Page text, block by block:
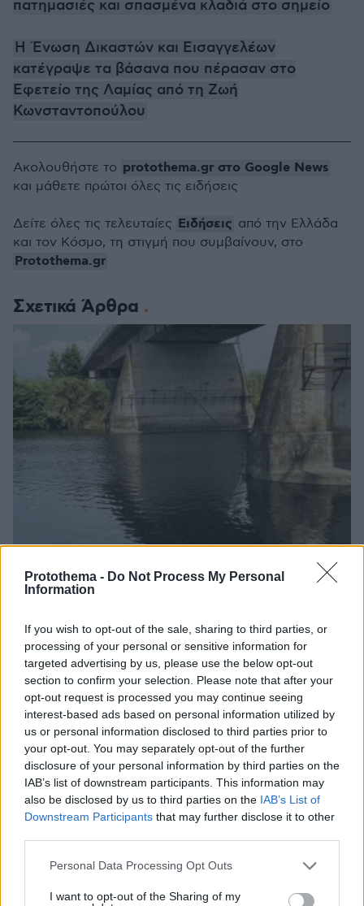
Protothema - Do Not Process My Personal
Information
If you wish to opt-out of the sale, sharing to third parties, or
processing of your personal or sensitive information for
targeted advertising by us, please use the below opt-out
section to confirm your selection. Please note that after your
opt-out request is processed you may continue seeing
interest-based ads based on personal information utilized by
us or personal information disclosed to third parties prior to
your opt-out. You may separately opt-out of the further
disclosure of your personal information by third parties on the
IAB’s list of downstream participants. This information may
also be disclosed by us to third parties on the IAB’s List of
Downstream Participants that may further disclose it to other
Please note that this website/app uses one or more Google
not limited to your visit or usage behaviour. You may click to
Personal Data Processing Opt Outs
I want to opt-out of the Sharing of my
πατημασιές και σπασμένα κλαδιά στο σημείο
Η Ένωση Δικαστών και Εισαγγελέων
κατέγραψε τα βάσανα που πέρασαν στο
Εφετείο της Λαμίας από τη Ζωή
Κωνσταντοπούλου
Σχετικά Άρθρα
Το σημείο όπου κολυμπούσαν τα δύο παιδιά στον Άραχθο -
Με βάθος 5-6 μέτρων και αντικείμενα στο βυθό - Δείτε
11.06.2025, 18:27
Ακολουθήστε το protothema.gr στο Google News
και μάθετε πρώτοι όλες τις ειδήσεις
Δείτε όλες τις τελευταίες Ειδήσεις από την Ελλάδα
και τον Κόσμο, τη στιγμή που συμβαίνουν, στο
Protothema.gr